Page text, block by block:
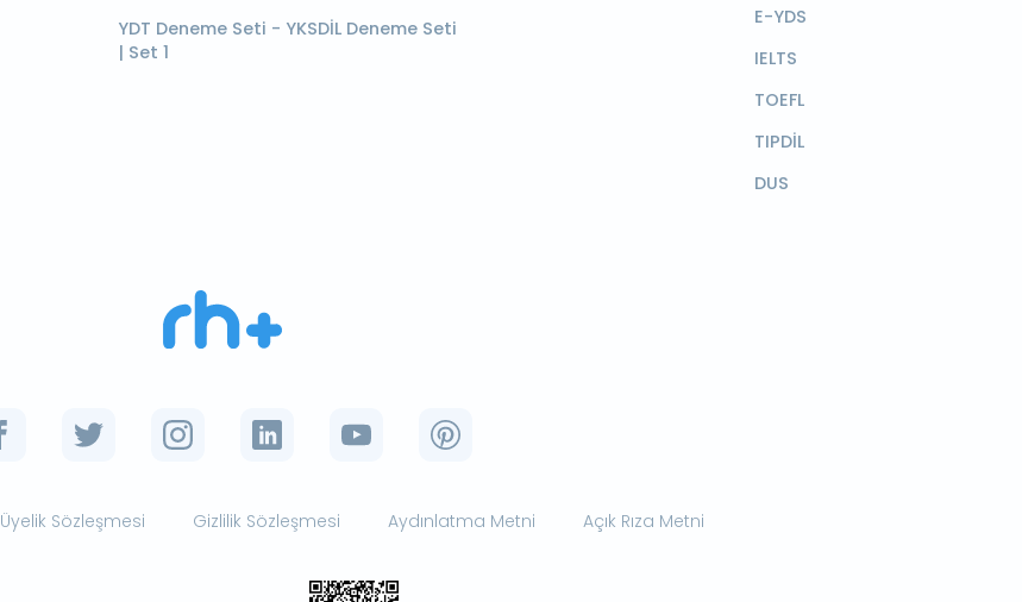
YDT Deneme Seti - YKSDİL Deneme Seti
| Set 1
E-YDS
IELTS
TOEFL
TIPDİL
DUS
Üyelik Sözleşmesi Gizlilik Sözleşmesi Aydınlatma Metni Açık Rıza Metni